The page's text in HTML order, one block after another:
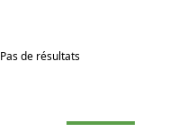
Pas de résultats